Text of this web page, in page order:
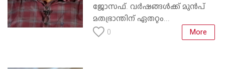
ജോസഫ്. വർഷങ്ങൾക്ക് മുൻപ്
മതഭ്രാന്തിന് ഏതറ്റം...
0 More